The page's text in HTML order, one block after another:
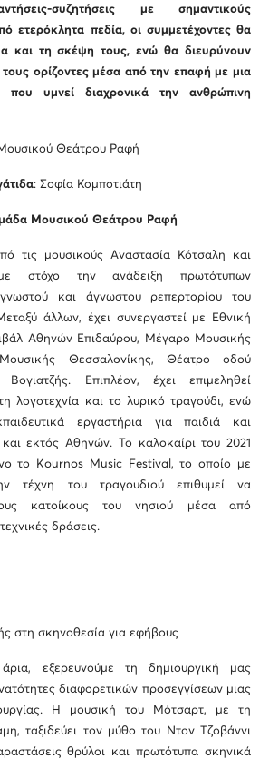
συζητήσεις με σημαντικούς
ετερόκλητα πεδία, οι συμμετέχοντες θα
και τη σκέψη τους, ενώ θα διευρύνουν
τους ορίζοντες μέσα από την επαφή με μια
που υμνεί διαχρονικά την ανθρώπινη
Θεάτρου Ραφή
: Σοφία Κομποτιάτη
M ουσικού Θεάτρου Ραφή
τις μουσικούς Αναστασία Κότσαλη και
στόχο την ανάδειξη πρωτότυπων
και άγνωστου ρεπερτορίου του
άλλων, έχει συνεργαστεί με Εθνική
Αθηνών Επιδαύρου, Μέγαρο Μουσικής
Θεσσαλονίκης, Θέατρο οδού
Βογιατζής. Επιπλέον, έχει επιμεληθεί
λογοτεχνία και το λυρικό τραγούδι, ενώ
εργαστήρια για παιδιά και
και εκτός Αθηνών. Το καλοκαίρι του 2021
το Kournos Music Festival, το οποίο με
τέχνη του τραγουδιού επιθυμεί να
κατοίκους του νησιού μέσα από
δράσεις.
στη σκηνοθεσία για εφήβους
εξερευνούμε τη δημιουργική μας
διαφορετικών προσεγγίσεων μιας
Η μουσική του Μότσαρτ, με τη
ταξιδεύει τον μύθο του Ντον Τζοβάννι
θρύλοι και πρωτότυπα σκηνικά